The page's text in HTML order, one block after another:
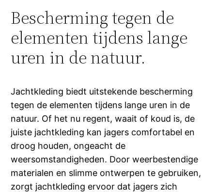
Bescherming tegen de
elementen tijdens lange
uren in de natuur.
Jachtkleding biedt uitstekende bescherming
tegen de elementen tijdens lange uren in de
natuur. Of het nu regent, waait of koud is, de
juiste jachtkleding kan jagers comfortabel en
droog houden, ongeacht de
weersomstandigheden. Door weerbestendige
materialen en slimme ontwerpen te gebruiken,
zorgt jachtkleding ervoor dat jagers zich